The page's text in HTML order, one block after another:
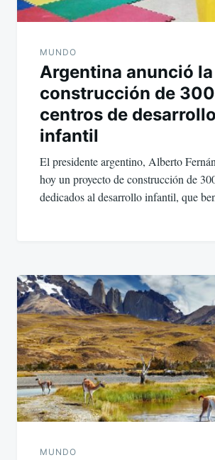
MUNDO
Argentina anunció la
construcción de 300
centros de desarrollo
infantil
El presidente argentino, Alberto
hoy un proyecto de construcción de
dedicados al desarrollo infantil, que
MUNDO